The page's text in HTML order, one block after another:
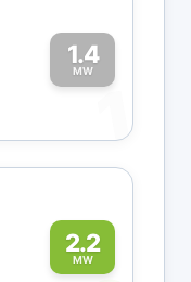
1.4
MW
1
2.2
MW